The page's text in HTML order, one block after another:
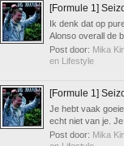
[Formule 1]
Ik denk dat op
Alonso overall de
Post door: Mika
en Lifestyle
[Formule 1]
Je hebt vaak
echt niet van je.
Post door: Mika